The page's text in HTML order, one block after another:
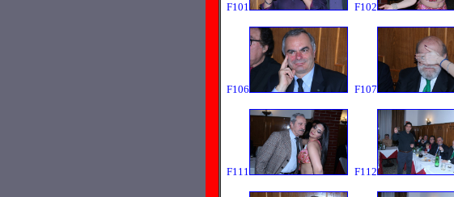
F101 F102
F106 F107
F111 F112